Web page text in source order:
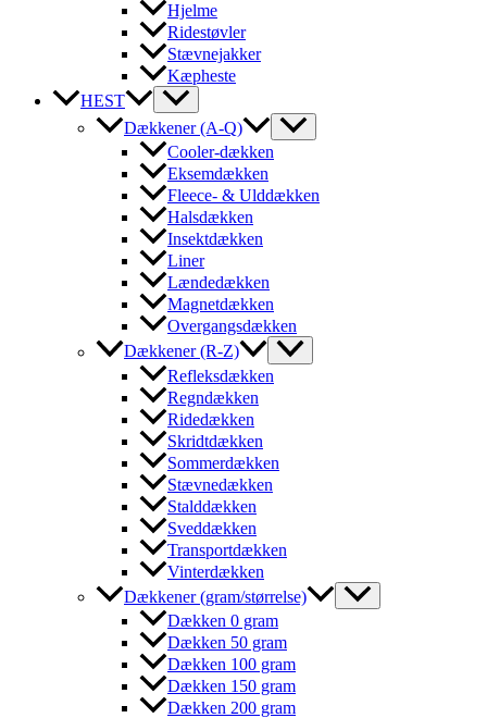
Hjelme
Ridestøvler
Stævnejakker
Kæpheste
HEST
Dækkener (A-Q)
Cooler-dækken
Eksemdækken
Fleece- & Ulddækken
Halsdækken
Insektdækken
Liner
Lændedækken
Magnetdækken
Overgangsdækken
Dækkener (R-Z)
Refleksdækken
Regndækken
Ridedækken
Skridtdækken
Sommerdækken
Stævnedækken
Stalddækken
Sveddækken
Transportdækken
Vinterdækken
Dækkener (gram/størrelse)
Dækken 0 gram
Dækken 50 gram
Dækken 100 gram
Dækken 150 gram
Dækken 200 gram